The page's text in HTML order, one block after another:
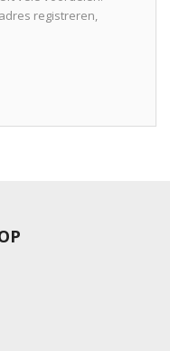
registreren,